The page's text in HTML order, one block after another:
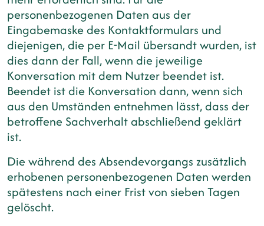
personenbezogenen Daten aus der
Eingabemaske des Kontaktformulars und
diejenigen, die per E-Mail übersandt wurden, ist
dies dann der Fall, wenn die jeweilige
Konversation mit dem Nutzer beendet ist.
Beendet ist die Konversation dann, wenn sich
aus den Umständen entnehmen lässt, dass der
betroffene Sachverhalt abschließend geklärt
ist.
Die während des Absendevorgangs zusätzlich
erhobenen personenbezogenen Daten werden
spätestens nach einer Frist von sieben Tagen
gelöscht.